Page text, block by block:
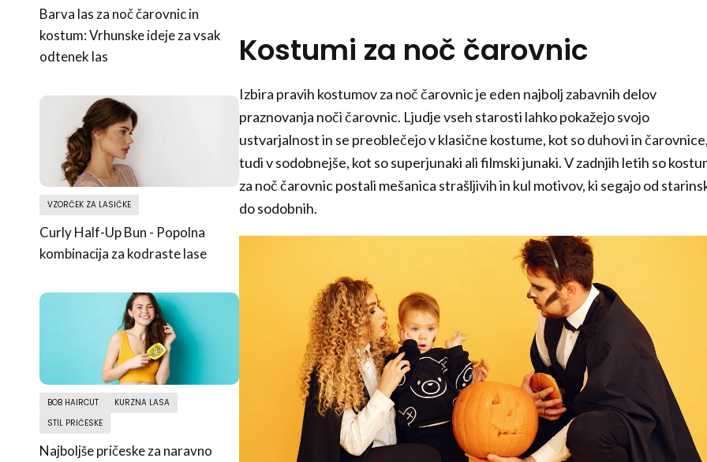
Barva las za noč čarovnic in
kostum: Vrhunske ideje za vsak
odtenek las
VZORČEK ZA LASIČKE
Curly Half-Up Bun - Popolna
kombinacija za kodraste lase
BOB HAIRCUT
KURZNA LASA
STIL PRIČESKE
Najboljše pričeske za naravno
Kostumi za noč čarovnic
Izbira pravih kostumov za noč čarovnic je eden najbolj zabavnih delov
praznovanja noči čarovnic. Ljudje vseh starosti lahko pokažejo svojo
ustvarjalnost in se preoblečejo v klasične kostume, kot so duhovi in
tudi v sodobnejše, kot so superjunaki ali filmski junaki. V zadnjih letih so
za noč čarovnic postali mešanica strašljivih in kul motivov, ki segajo od
do sodobnih.